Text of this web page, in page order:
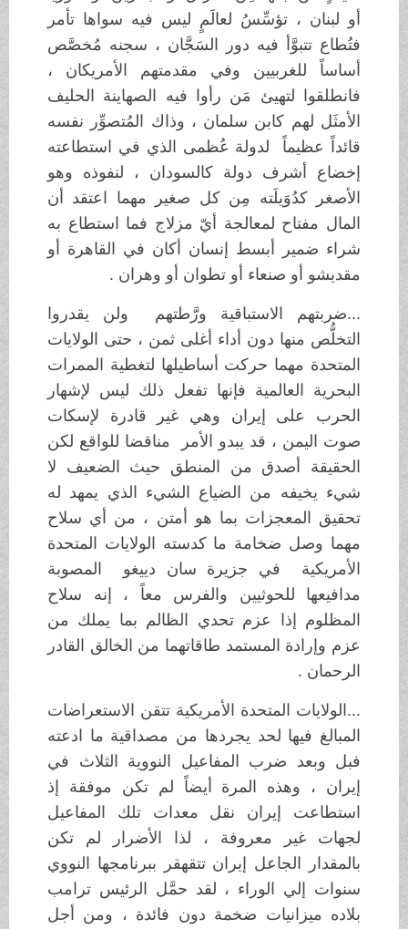
أو لبنان ، تؤسِّسُ لعالَمٍ ليس فيه سواها تأمر
فتُطاع تتبوَّأ فيه دور السَجَّان ، سجنه مُخصَّص
أساساً للغربيين وفي مقدمتهم الأمريكان ،
فانطلقوا لتهيئ مَن رأوا فيه الصهاينة الحليف
الأمثَل لهم كابن سلمان ، وذاك المُتصوِّر نفسه
قائداً عظيماً لدولة عُظمى الذي في استطاعته
إخضاع أشرف دولة كالسودان ، لنفوذه وهو
الأصغر كدُوَيلَته مِن كل صغير مهما اعتقد أن
المال مفتاح لمعالجة أيّ مزلاج فما استطاع به
شراء ضمير أبسط إنسان أكان في القاهرة أو
مقديشو أو صنعاء أو تطوان أو وهران .
...ضربتهم الاستباقية ورَّطتهم ولن يقدروا
التخلُّص منها دون أداء أغلى ثمن ، حتى الولايات
المتحدة مهما حركت أساطيلها لتغطية الممرات
البحرية العالمية فإنها تفعل ذلك ليس لإشهار
الحرب على إيران وهي غير قادرة لإسكات
صوت اليمن ، قد يبدو الأمر مناقضا للواقع لكن
الحقيقة أصدق من المنطق حيث الضعيف لا
شيء يخيفه من الضياع الشيء الذي يمهد له
تحقيق المعجزات بما هو أمتن ، من أي سلاح
مهما وصل ضخامة ما كدسته الولايات المتحدة
الأمريكية في جزيرة سان دييغو المصوبة
مدافيعها للحوثيين والفرس معاً ، إنه سلاح
المظلوم إذا عزم تحدي الظالم بما يملك من
عزم وإرادة المستمد طاقاتهما من الخالق القادر
الرحمان .
...الولايات المتحدة الأمريكية تتقن الاستعراضات
المبالغ فيها لحد يجردها من مصداقية ما ادعته
فبل وبعد ضرب المفاعيل النووية الثلاث في
إيران ، وهذه المرة أيضاً لم تكن موفقة إذ
استطاعت إيران نقل معدات تلك المفاعيل
لجهات غير معروفة ، لذا الأضرار لم تكن
بالمقدار الجاعل إيران تتقهقر ببرنامجها النووي
سنوات إلي الوراء ، لقد حمَّل الرئيس ترامب
بلاده ميزانيات ضخمة دون فائدة ، ومن أجل